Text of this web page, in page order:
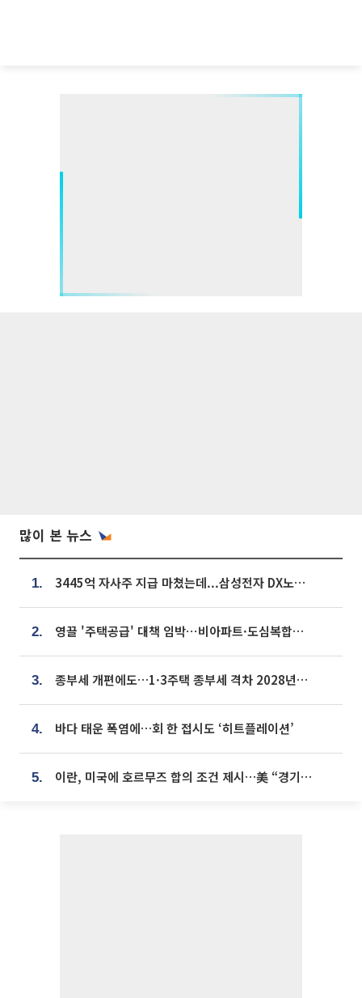
많이 본 뉴스
1. 3445억 자사주 지급 마쳤는데...삼성전자 DX노조, 뒤늦은 '떼쓰기 집회'
2. 영끌 '주택공급' 대책 임박⋯비아파트·도심복합까지 총동원
3. 종부세 개편에도…1·3주택 종부세 격차 2028년부터 확대
4. 바다 태운 폭염에…회 한 접시도 ‘히트플레이션’
5. 이란, 미국에 호르무즈 합의 조건 제시…美 “경기 아직 안 끝나” [종합]